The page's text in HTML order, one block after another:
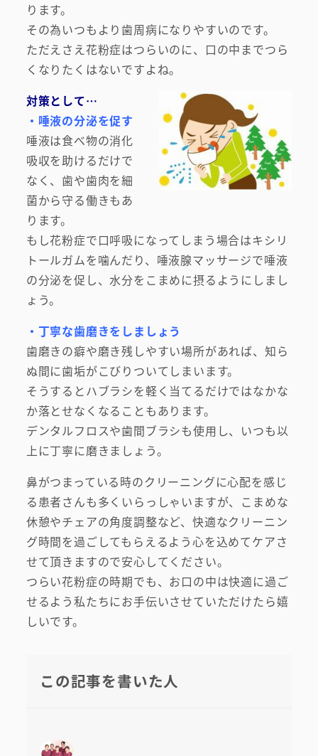
ります。
その為いつもより歯周病になりやすいのです。
ただえさえ花粉症はつらいのに、口の中までつら
くなりたくはないですよね。
対策として…
・唾液の分泌を促す
唾液は食べ物の消化
吸収を助けるだけで
なく、歯や歯肉を細
菌から守る働きもあ
ります。
もし花粉症で口呼吸になってしまう場合はキシリ
トールガムを噛んだり、唾液腺マッサージで唾液
の分泌を促し、水分をこまめに摂るようにしまし
ょう。
・丁寧な歯磨きをしましょう
歯磨きの癖や磨き残しやすい場所があれば、知ら
ぬ間に歯垢がこびりついてしまいます。
そうするとハブラシを軽く当てるだけではなかな
か落とせなくなることもあります。
デンタルフロスや歯間ブラシも使用し、いつも以
上に丁寧に磨きましょう。
鼻がつまっている時のクリーニングに心配を感じ
る患者さんも多くいらっしゃいますが、こまめな
休憩やチェアの角度調整など、快適なクリーニン
グ時間を過ごしてもらえるよう心を込めてケアさ
せて頂きますので安心してください。
つらい花粉症の時期でも、お口の中は快適に過ご
せるよう私たちにお手伝いさせていただけたら嬉
しいです。
この記事を書いた人